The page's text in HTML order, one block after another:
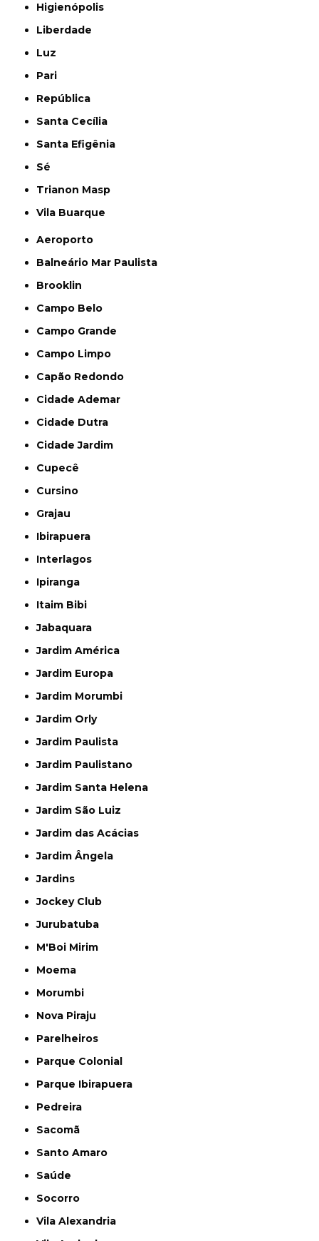
Higienópolis
Liberdade
Luz
Pari
República
Santa Cecília
Santa Efigênia
Sé
Trianon Masp
Vila Buarque
Aeroporto
Balneário Mar Paulista
Brooklin
Campo Belo
Campo Grande
Campo Limpo
Capão Redondo
Cidade Ademar
Cidade Dutra
Cidade Jardim
Cupecê
Cursino
Grajau
Ibirapuera
Interlagos
Ipiranga
Itaim Bibi
Jabaquara
Jardim América
Jardim Europa
Jardim Morumbi
Jardim Orly
Jardim Paulista
Jardim Paulistano
Jardim Santa Helena
Jardim São Luiz
Jardim das Acácias
Jardim Ângela
Jardins
Jockey Club
Jurubatuba
M'Boi Mirim
Moema
Morumbi
Nova Piraju
Parelheiros
Parque Colonial
Parque Ibirapuera
Pedreira
Sacomã
Santo Amaro
Saúde
Socorro
Vila Alexandria